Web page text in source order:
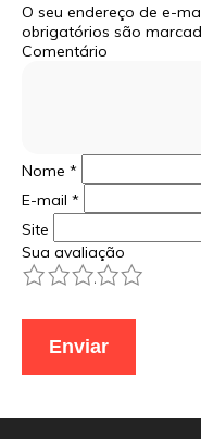
O seu endereço de e-
obrigatórios são
Comentário
Nome *
E-mail *
Site
Sua avaliação
5
4
3
2